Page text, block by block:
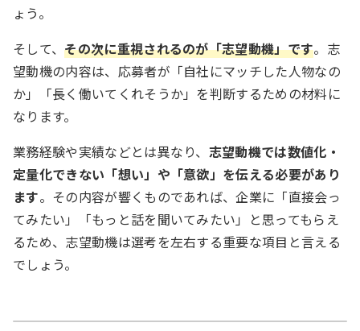
ょう。
そして、その次に重視されるのが「志望動機」です。志
望動機の内容は、応募者が「自社にマッチした人物なの
か」「長く働いてくれそうか」を判断するための材料に
なります。
業務経験や実績などとは異なり、 志望動機では数値化・
定量化できない「想い」や「意欲」を伝える必要があり
ます。その内容が響くものであれば、企業に「直接会っ
てみたい」「もっと話を聞いてみたい」と思ってもらえ
るため、志望動機は選考を左右する重要な項目と言える
でしょう。